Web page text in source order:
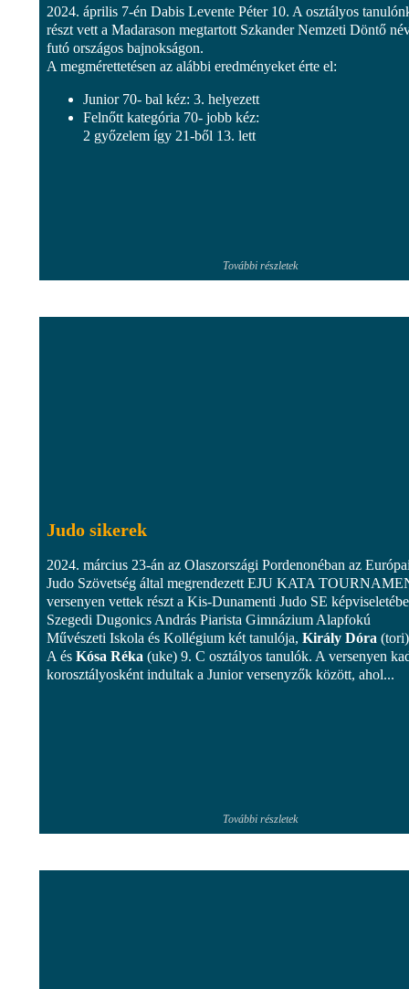
2024. április 7-én Dabis Levente Péter 10. A osztályos
részt vett a Madarason megtartott Szkander Nemzeti Döntő
futó országos bajnokságon.
A megmérettetésen az alábbi eredményeket érte el:
Junior 70- bal kéz: 3. helyezett
Felnőtt kategória 70- jobb kéz:
2 győzelem így 21-ből 13. lett
További részletek
Judo sikerek
2024. március 23-án az Olaszországi Pordenonéban az
Judo Szövetség által megrendezett EJU KATA
versenyen vettek részt a Kis-Dunamenti Judo SE
Szegedi Dugonics András Piarista Gimnázium Alapfokú
Művészeti Iskola és Kollégium két tanulója, Király Dóra
A és Kósa Réka (uke) 9. C osztályos tanulók. A versenyen
korosztályosként indultak a Junior versenyzők között, ahol...
További részletek